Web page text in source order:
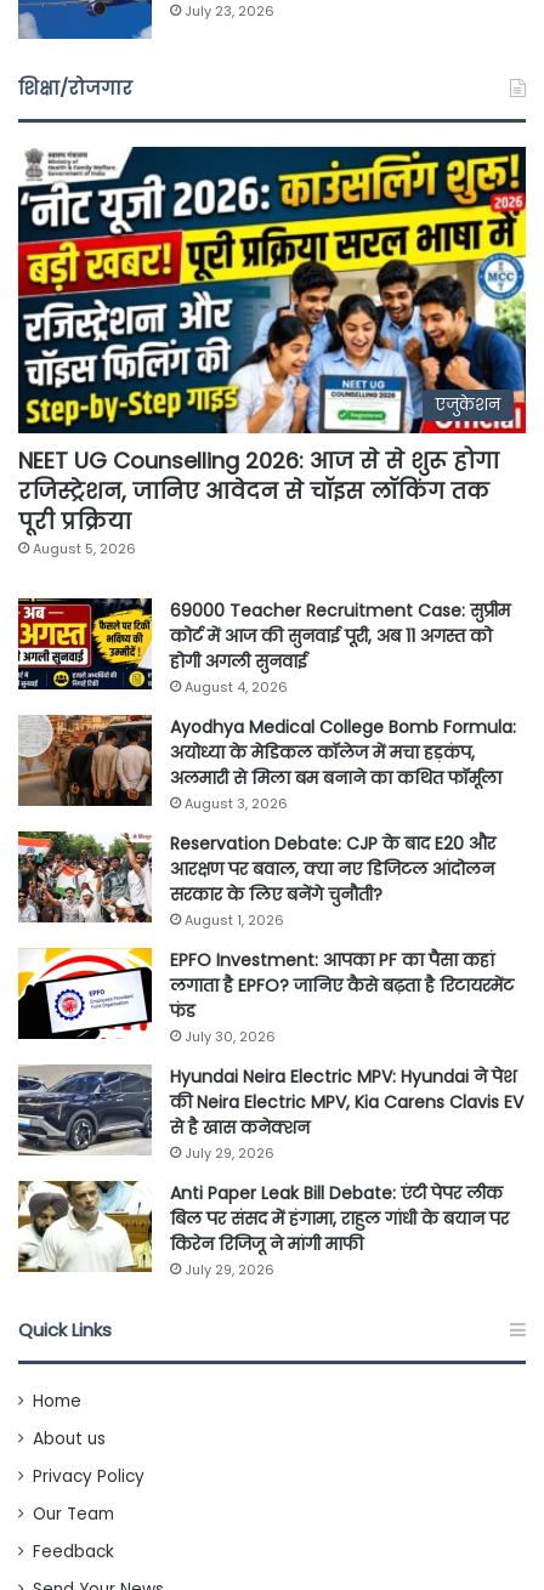
July 23, 2026
शिक्षा/रोजगार
एजुकेशन
NEET UG Counselling 2026: आज से से शुरू होगा
रजिस्ट्रेशन, जानिए आवेदन से चॉइस लॉकिंग तक
पूरी प्रक्रिया
August 5, 2026
69000 Teacher Recruitment Case: सुप्रीम
कोर्ट में आज की सुनवाई पूरी, अब 11 अगस्त को
होगी अगली सुनवाई
August 4, 2026
Ayodhya Medical College Bomb Formula:
अयोध्या के मेडिकल कॉलेज में मचा हड़कंप,
अलमारी से मिला बम बनाने का कथित फॉर्मूला
August 3, 2026
Reservation Debate: CJP के बाद E20 और
आरक्षण पर बवाल, क्या नए डिजिटल आंदोलन
सरकार के लिए बनेंगे चुनौती?
August 1, 2026
EPFO Investment: आपका PF का पैसा कहां
लगाता है EPFO? जानिए कैसे बढ़ता है रिटायरमेंट
फंड
July 30, 2026
Hyundai Neira Electric MPV: Hyundai ने पेश
की Neira Electric MPV, Kia Carens Clavis EV
से है खास कनेक्शन
July 29, 2026
Anti Paper Leak Bill Debate: एंटी पेपर लीक
बिल पर संसद में हंगामा, राहुल गांधी के बयान पर
किरेन रिजिजू ने मांगी माफी
July 29, 2026
Quick Links
Home
About us
Privacy Policy
Our Team
Feedback